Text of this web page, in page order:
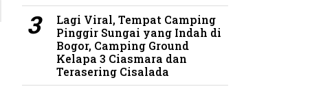
Lagi Viral, Tempat Camping
Pinggir Sungai yang Indah di
Bogor, Camping Ground
Kelapa 3 Ciasmara dan
Terasering Cisalada